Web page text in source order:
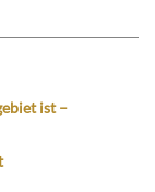
ist –